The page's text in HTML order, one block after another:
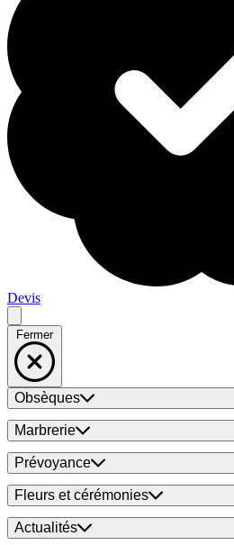
Devis
Fermer
Obsèques
Marbrerie
Prévoyance
Fleurs et cérémonies
Actualités